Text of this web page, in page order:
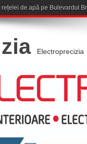
în
Electroprecizia